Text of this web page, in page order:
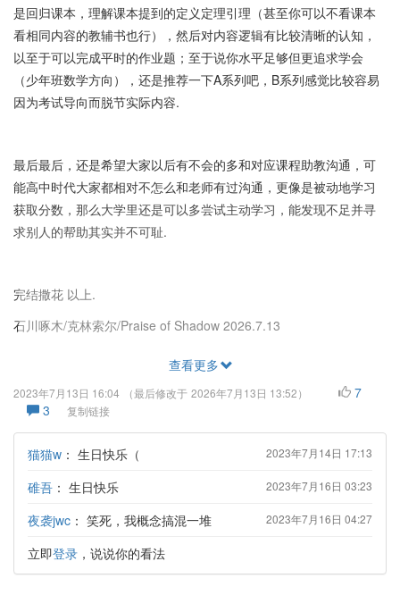
是回归课本，理解课本提到的定义定理引理（甚至你可以不看课本
看相同内容的教辅书也行），然后对内容逻辑有比较清晰的认知，
以至于可以完成平时的作业题；至于说你水平足够但更追求学会
（少年班数学方向），还是推荐一下A系列吧，B系列感觉比较容易
因为考试导向而脱节实际内容.
最后最后，还是希望大家以后有不会的多和对应课程助教沟通，可
能高中时代大家都相对不怎么和老师有过沟通，更像是被动地学习
获取分数，那么大学里还是可以多尝试主动学习，能发现不足并寻
求别人的帮助其实并不可耻.
完结撒花 以上.
石川啄木/克林索尔/Praise of Shadow 2026.7.13
查看更多
2023年7月13日 16:04 （最后修改于 2026年7月13日 13:52）
7
3
复制链接
猫猫w ： 生日快乐（ 2023年7月14日 17:13
碓吾 ： 生日快乐 2023年7月16日 03:23
夜袭jwc ： 笑死，我概念搞混一堆 2023年7月16日 04:27
立即登录 ，说说你的看法